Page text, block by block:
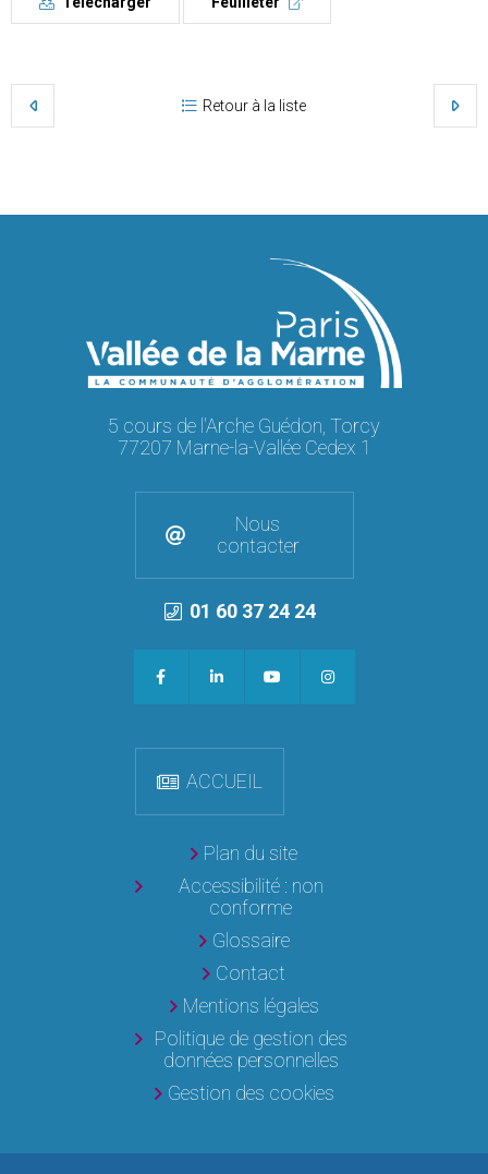
Retour à la liste
5 cours de l'Arche Guédon, Torcy
77207 Marne-la-Vallée Cedex 1
Nous
contacter
01 60 37 24 24
ACCUEIL
Plan du site
Accessibilité : non
conforme
Glossaire
Contact
Mentions légales
Politique de gestion des
données personnelles
Gestion des cookies